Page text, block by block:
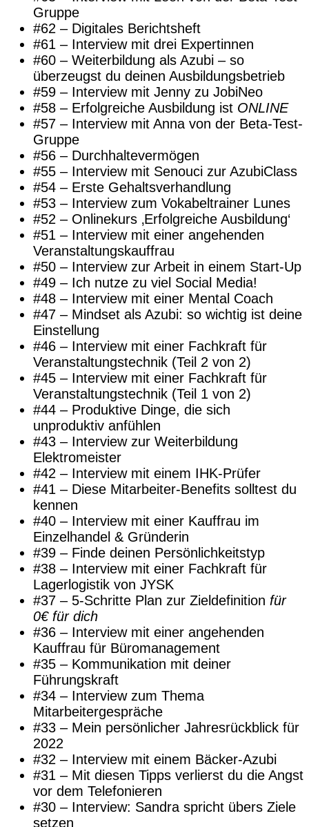
Gruppe
#62 – Digitales Berichtsheft
#61 – Interview mit drei Expertinnen
#60 – Weiterbildung als Azubi – so
überzeugst du deinen Ausbildungsbetrieb
#59 – Interview mit Jenny zu JobiNeo
#58 – Erfolgreiche Ausbildung ist ONLINE
#57 – Interview mit Anna von der Beta-Test-
Gruppe
#56 – Durchhaltevermögen
#55 – Interview mit Senouci zur AzubiClass
#54 – Erste Gehaltsverhandlung
#53 – Interview zum Vokabeltrainer Lunes
#52 – Onlinekurs ‚Erfolgreiche Ausbildung‘
#51 – Interview mit einer angehenden
Veranstaltungskauffrau
#50 – Interview zur Arbeit in einem Start-Up
#49 – Ich nutze zu viel Social Media!
#48 – Interview mit einer Mental Coach
#47 – Mindset als Azubi: so wichtig ist deine
Einstellung
#46 – Interview mit einer Fachkraft für
Veranstaltungstechnik (Teil 2 von 2)
#45 – Interview mit einer Fachkraft für
Veranstaltungstechnik (Teil 1 von 2)
#44 – Produktive Dinge, die sich
unproduktiv anfühlen
#43 – Interview zur Weiterbildung
Elektromeister
#42 – Interview mit einem IHK-Prüfer
#41 – Diese Mitarbeiter-Benefits solltest du
kennen
#40 – Interview mit einer Kauffrau im
Einzelhandel & Gründerin
#39 – Finde deinen Persönlichkeitstyp
#38 – Interview mit einer Fachkraft für
Lagerlogistik von JYSK
#37 – 5-Schritte Plan zur Zieldefinition für
0€ für dich
#36 – Interview mit einer angehenden
Kauffrau für Büromanagement
#35 – Kommunikation mit deiner
Führungskraft
#34 – Interview zum Thema
Mitarbeitergespräche
#33 – Mein persönlicher Jahresrückblick für
2022
#32 – Interview mit einem Bäcker-Azubi
#31 – Mit diesen Tipps verlierst du die Angst
vor dem Telefonieren
#30 – Interview: Sandra spricht übers Ziele
setzen